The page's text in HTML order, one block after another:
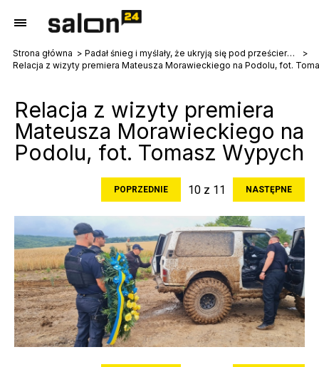
Strona główna
Padał śnieg i myślały, że ukryją się pod prześcieradłami. Rzeź polskiej wsi na Podolu
Relacja z wizyty premiera Mateusza Morawieckiego na Podolu, fot.
Relacja z wizyty premiera
Mateusza Morawieckiego na
Podolu, fot. Tomasz Wypych
POPRZEDNIE 10 z 11 NASTĘPNE